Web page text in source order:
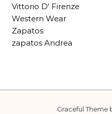
Vittorio D' Firenze
Western Wear
Zapatos
zapatos Andrea
Graceful Theme